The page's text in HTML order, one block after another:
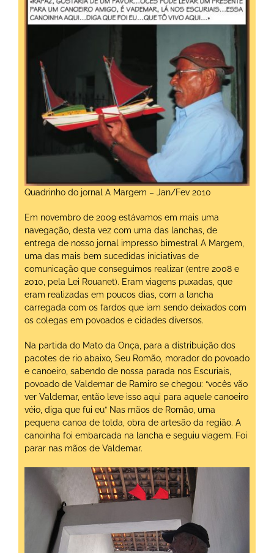
Quadrinho do jornal A Margem – Jan/Fev 2010
Em novembro de 2009 estávamos em mais uma
navegação, desta vez com uma das lanchas, de
entrega de nosso jornal impresso bimestral A Margem,
uma das mais bem sucedidas iniciativas de
comunicação que conseguimos realizar (entre 2008 e
2010, pela Lei Rouanet). Eram viagens puxadas, que
eram realizadas em poucos dias, com a lancha
carregada com os fardos que iam sendo deixados com
os colegas em povoados e cidades diversos.
Na partida do Mato da Onça, para a distribuição dos
pacotes de rio abaixo, Seu Romão, morador do povoado
e canoeiro, sabendo de nossa parada nos Escuriais,
povoado de Valdemar de Ramiro se chegou: “vocês vão
ver Valdemar, então leve isso aqui para aquele canoeiro
véio, diga que fui eu” Nas mãos de Romão, uma
pequena canoa de tolda, obra de artesão da região. A
canoinha foi embarcada na lancha e seguiu viagem. Foi
parar nas mãos de Valdemar.